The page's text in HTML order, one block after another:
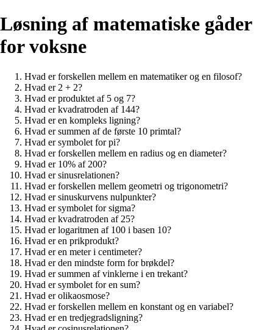
Løsning af matematiske gåder
for voksne
Hvad er forskellen mellem en matematiker og en filosof?
Hvad er 2 + 2?
Hvad er produktet af 5 og 7?
Hvad er kvadratroden af 144?
Hvad er en kompleks ligning?
Hvad er summen af de første 10 primtal?
Hvad er symbolet for pi?
Hvad er forskellen mellem en radius og en diameter?
Hvad er 10% af 200?
Hvad er sinusrelationen?
Hvad er forskellen mellem geometri og trigonometri?
Hvad er sinuskurvens nulpunkter?
Hvad er symbolet for sigma?
Hvad er kvadratroden af 25?
Hvad er logaritmen af 100 i basen 10?
Hvad er en prikprodukt?
Hvad er en meter i centimeter?
Hvad er den mindste form for brøkdel?
Hvad er summen af vinklerne i en trekant?
Hvad er symbolet for en sum?
Hvad er olikaosmose?
Hvad er forskellen mellem en konstant og en variabel?
Hvad er en tredjegradsligning?